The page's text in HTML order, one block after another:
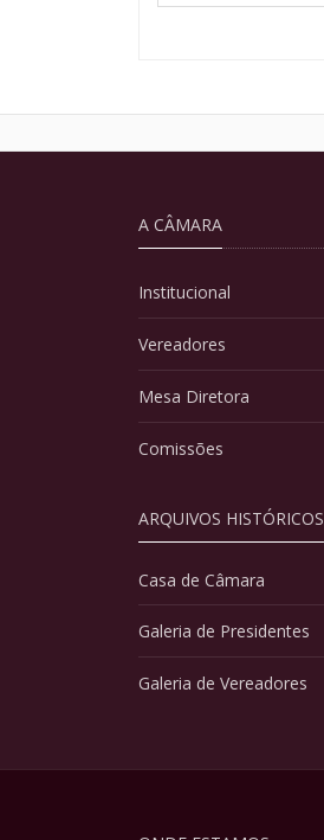
A CÂMARA
Institucional
Vereadores
Mesa Diretora
Comissões
ARQUIVOS HISTÓRICOS
Casa de Câmara
Galeria de Presidentes
Galeria de Vereadores